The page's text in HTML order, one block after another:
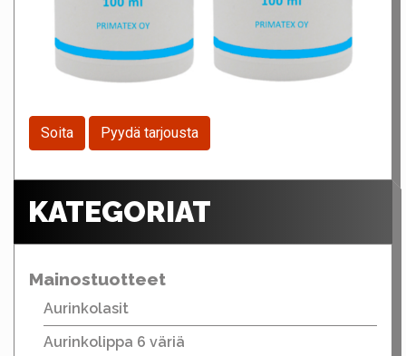
Soita Pyydä tarjousta
KATEGORIAT
Mainostuotteet
Aurinkolasit
Aurinkolippa 6 väriä